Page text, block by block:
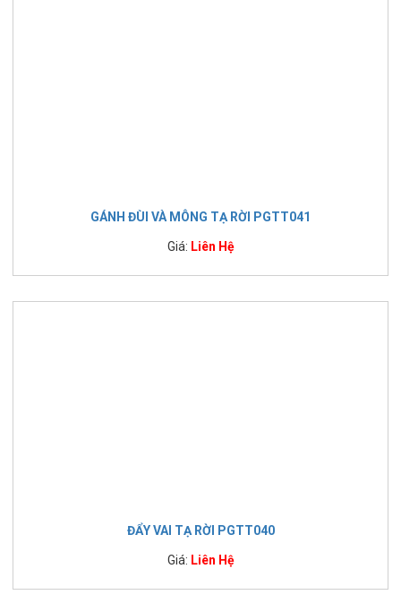
GÁNH ĐÙI VÀ MÔNG TẠ RỜI PGTT041
Giá: Liên Hệ
ĐẨY VAI TẠ RỜI PGTT040
Giá: Liên Hệ